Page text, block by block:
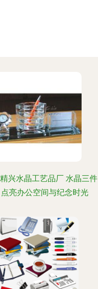
兴水晶工艺品厂 水晶三件
亮办公空间与纪念时光